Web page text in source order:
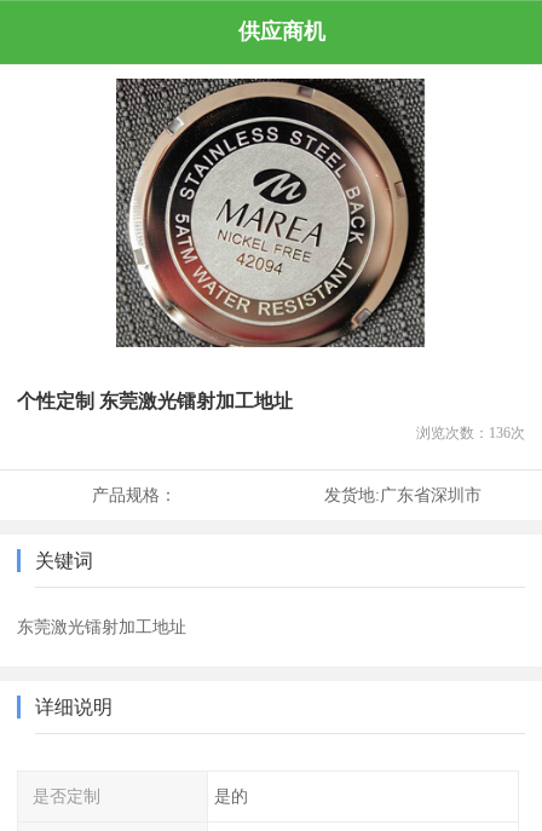
供应商机
个性定制 东莞激光镭射加工地址
浏览次数： 136次
产品规格： 发货地:广东省深圳市
关键词
东莞激光镭射加工地址
详细说明
是否定制 是的